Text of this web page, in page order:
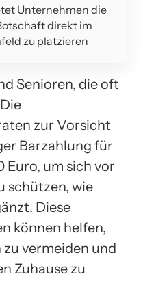
Unternehmen die
direkt im
zu platzieren
Senioren, die oft
zur Vorsicht
Barzahlung für
Euro, um sich vor
schützen, wie
Diese
können helfen,
vermeiden und
Zuhause zu